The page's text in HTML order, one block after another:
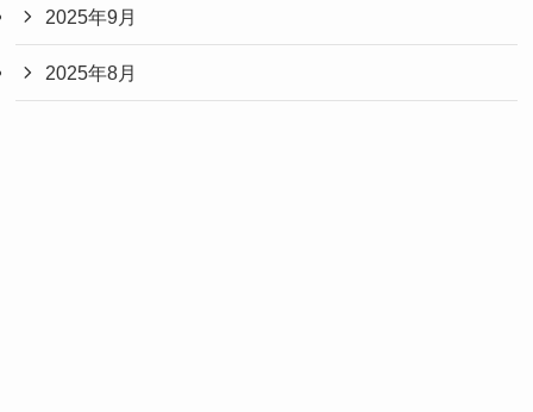
2025年9月
2025年8月